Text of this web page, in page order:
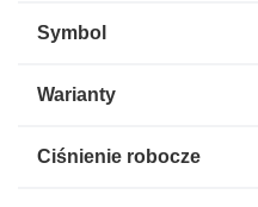
Symbol
Warianty
Ciśnienie robocze